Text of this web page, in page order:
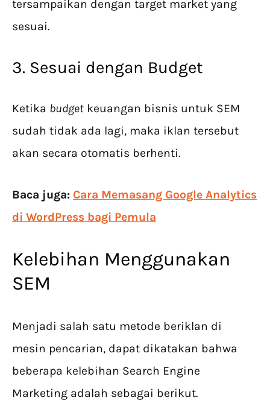
tersampaikan dengan target market yang
sesuai.
3. Sesuai dengan Budget
Ketika budget keuangan bisnis untuk SEM
sudah tidak ada lagi, maka iklan tersebut
akan secara otomatis berhenti.
Baca juga: Cara Memasang Google Analytics
di WordPress bagi Pemula
Kelebihan Menggunakan
SEM
Menjadi salah satu metode beriklan di
mesin pencarian, dapat dikatakan bahwa
beberapa kelebihan Search Engine
Marketing adalah sebagai berikut.